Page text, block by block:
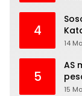
4
14
5
AS
15